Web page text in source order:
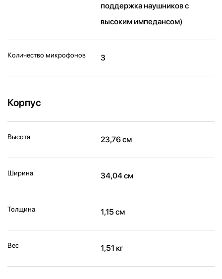
поддержка наушников с
высоким импедансом)
Количество микрофонов 3
Корпус
Высота 23,76 см
Ширина 34,04 см
Толщина 1,15 см
Вес 1,51 кг